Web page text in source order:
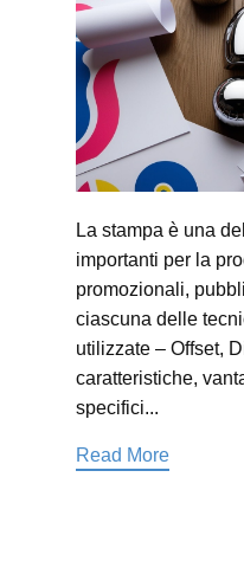
La stampa è una
importanti per la
promozionali,
ciascuna delle
utilizzate – Offset,
caratteristiche,
specifici...
Read More